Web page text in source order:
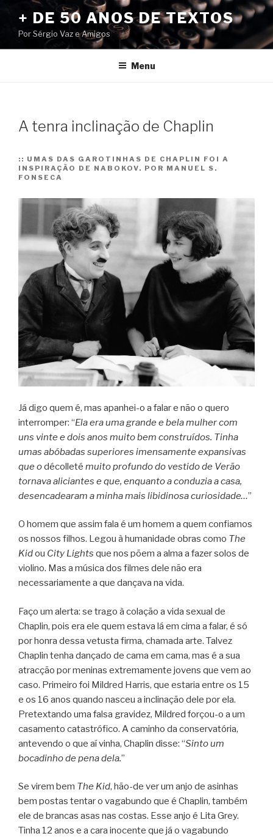
conteúdo
+ DE 50 ANOS DE TEXTOS
Por Sérgio Vaz e Amigos
Menu
A tenra inclinação de Chaplin
:: UMAS DAS GAROTINHAS DE CHAPLIN FOI A
INSPIRAÇÃO DE NABOKOV. POR MANUEL S.
FONSECA
Já digo quem é, mas apanhei-o a falar e não o quero
interromper: “Ela era uma grande e bela mulher com
uns vinte e dois anos muito bem construídos. Tinha
umas abóbadas superiores imensamente expansivas
que odécolleté muito profundo do vestido de Verão
tornava aliciantes e que, enquanto a conduzia a casa,
desencadearam a minha mais libidinosa curiosidade…”
O homem que assim fala é um homem a quem confiamos
os nossos filhos. Legou à humanidade obras como The
Kidou City Lights que nos põem a alma a fazer solos de
violino. Mas a música dos filmes dele não era
necessariamente a que dançava na vida.
Faço um alerta: se trago à colação a vida sexual de
Chaplin, pois era ele quem estava lá em cima a falar, é só
por honra dessa vetusta firma, chamada arte. Talvez
Chaplin tenha dançado de cama em cama, mas é a sua
atracção por meninas extremamente jovens que vem ao
caso. Primeiro foi Mildred Harris, que estaria entre os 15
e os 16 anos quando nasceu a inclinação dele por ela.
Pretextando uma falsa gravidez, Mildred forçou-o a um
casamento catastrófico. A caminho da conservatória,
antevendo o que aí vinha, Chaplin disse: “Sinto um
bocadinho de pena dela.”
Se virem bem The Kid, hão-de ver um anjo de asinhas
bem postas tentar o vagabundo que é Chaplin, também
ele de brancas asas nas costas. Esse anjo é Lita Grey.
Tinha 12 anos e a cara inocente que já o vagabundo